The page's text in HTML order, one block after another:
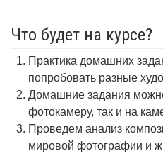
Что будет на курсе?
Практика домашних
попробовать разные
Домашние задания
фотокамеру, так и на
Проведем анализ
мировой фотографии и